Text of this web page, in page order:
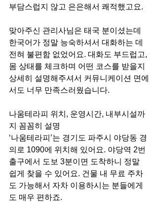
부담스럽지 않고 은은해서 쾌적했고요.
맞아주신 관리사님은 태국 분이셨는데
한국어가 정말 능숙하셔서 대화하는 데
전혀 불편함 없었어요. 대화도 부드럽고,
몸 상태를 체크하며 어떤 코스를 받을지
상세히 설명해주셔서 커뮤니케이션 면에
서도 너무 만족스러웠습니다.
나움테라피 위치, 운영시간, 내부시설까
지 꼼꼼히 설명
‘나움테라피’는 경기도 파주시 야당동 경
의로 1090에 위치해 있어요. 야당역 2번
출구에서 도보 3분이면 도착하니 정말
쉽게 찾을 수 있어요. 건물 내 무료 주차
도 가능해서 자차 이용하시는 분들에게
도 매우 편하죠.